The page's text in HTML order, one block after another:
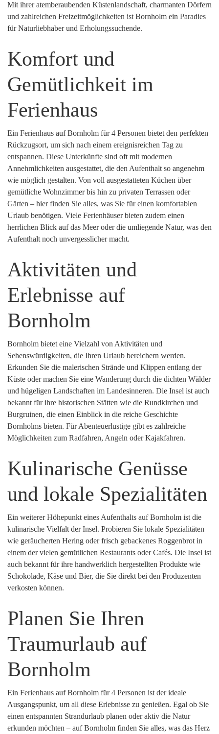
Mit ihrer atemberaubenden Küstenlandschaft, charmanten Dörfern
und zahlreichen Freizeitmöglichkeiten ist Bornholm ein Paradies
für Naturliebhaber und Erholungssuchende.
Komfort und
Gemütlichkeit im
Ferienhaus
Ein Ferienhaus auf Bornholm für 4 Personen bietet den perfekten
Rückzugsort, um sich nach einem ereignisreichen Tag zu
entspannen. Diese Unterkünfte sind oft mit modernen
Annehmlichkeiten ausgestattet, die den Aufenthalt so angenehm
wie möglich gestalten. Von voll ausgestatteten Küchen über
gemütliche Wohnzimmer bis hin zu privaten Terrassen oder
Gärten – hier finden Sie alles, was Sie für einen komfortablen
Urlaub benötigen. Viele Ferienhäuser bieten zudem einen
herrlichen Blick auf das Meer oder die umliegende Natur, was den
Aufenthalt noch unvergesslicher macht.
Aktivitäten und
Erlebnisse auf
Bornholm
Bornholm bietet eine Vielzahl von Aktivitäten und
Sehenswürdigkeiten, die Ihren Urlaub bereichern werden.
Erkunden Sie die malerischen Strände und Klippen entlang der
Küste oder machen Sie eine Wanderung durch die dichten Wälder
und hügeligen Landschaften im Landesinneren. Die Insel ist auch
bekannt für ihre historischen Stätten wie die Rundkirchen und
Burgruinen, die einen Einblick in die reiche Geschichte
Bornholms bieten. Für Abenteuerlustige gibt es zahlreiche
Möglichkeiten zum Radfahren, Angeln oder Kajakfahren.
Kulinarische Genüsse
und lokale Spezialitäten
Ein weiterer Höhepunkt eines Aufenthalts auf Bornholm ist die
kulinarische Vielfalt der Insel. Probieren Sie lokale Spezialitäten
wie geräucherten Hering oder frisch gebackenes Roggenbrot in
einem der vielen gemütlichen Restaurants oder Cafés. Die Insel ist
auch bekannt für ihre handwerklich hergestellten Produkte wie
Schokolade, Käse und Bier, die Sie direkt bei den Produzenten
verkosten können.
Planen Sie Ihren
Traumurlaub auf
Bornholm
Ein Ferienhaus auf Bornholm für 4 Personen ist der ideale
Ausgangspunkt, um all diese Erlebnisse zu genießen. Egal ob Sie
einen entspannten Strandurlaub planen oder aktiv die Natur
erkunden möchten – auf Bornholm finden Sie alles, was das Herz